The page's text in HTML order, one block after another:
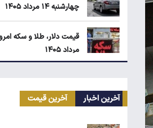
چهارشنبه ۱۴ مرداد ۱۴۰۵
مرداد ۱۴۰۵
آخرین اخبار آخرین قیمت